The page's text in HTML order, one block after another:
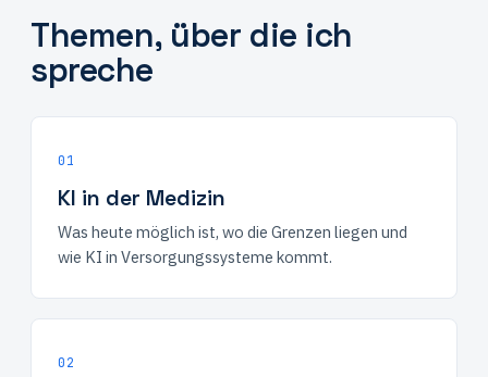
Themen, über die ich
spreche
01
KI in der Medizin
Was heute möglich ist, wo die Grenzen liegen und
wie KI in Versorgungssysteme kommt.
02